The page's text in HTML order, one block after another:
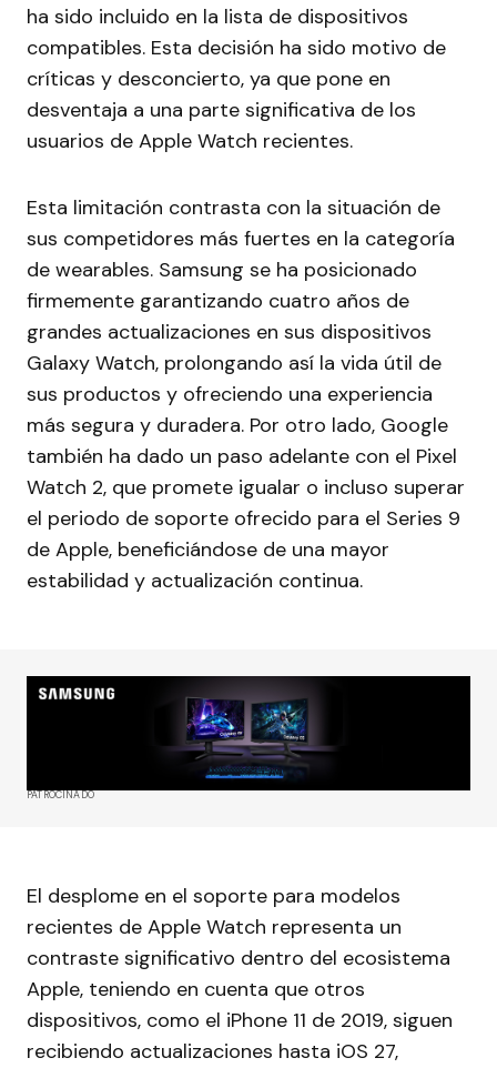
ha sido incluido en la lista de dispositivos
compatibles. Esta decisión ha sido motivo de
críticas y desconcierto, ya que pone en
desventaja a una parte significativa de los
usuarios de Apple Watch recientes.
Esta limitación contrasta con la situación de
sus competidores más fuertes en la categoría
de wearables. Samsung se ha posicionado
firmemente garantizando cuatro años de
grandes actualizaciones en sus dispositivos
Galaxy Watch, prolongando así la vida útil de
sus productos y ofreciendo una experiencia
más segura y duradera. Por otro lado, Google
también ha dado un paso adelante con el Pixel
Watch 2, que promete igualar o incluso superar
el periodo de soporte ofrecido para el Series 9
de Apple, beneficiándose de una mayor
estabilidad y actualización continua.
PATROCINADO
El desplome en el soporte para modelos
recientes de Apple Watch representa un
contraste significativo dentro del ecosistema
Apple, teniendo en cuenta que otros
dispositivos, como el iPhone 11 de 2019, siguen
recibiendo actualizaciones hasta iOS 27,